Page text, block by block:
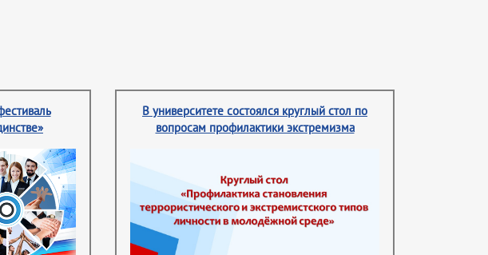
В университете состоялся круглый стол по
вопросам профилактики экстремизма